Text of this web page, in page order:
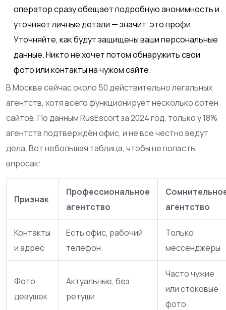
оператор сразу обещает подробную анонимность и
уточняет личные детали — значит, это профи.
Уточняйте, как будут защищены ваши персональные
данные. Никто не хочет потом обнаружить свои
фото или контакты на чужом сайте.
В Москве сейчас около 50 действительно легальных
агентств, хотя всего функционирует несколько сотен
сайтов. По данным RusEscort за 2024 год, только у 18%
агентств подтверждён офис, и не все честно ведут
дела. Вот небольшая таблица, чтобы не попасть
впросак:
Признак
Профессиональное
агентство
агентство
Контакты
и адрес
Есть офис, рабочий
телефон
Только
мессенджеры
Фото
девушек
Актуальные, без
ретуши
Часто чужие
или стоковые
фото